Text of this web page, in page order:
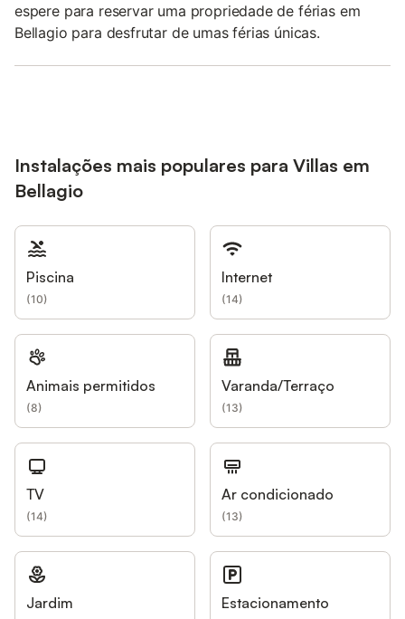
espere para reservar uma propriedade de férias em
Bellagio para desfrutar de umas férias únicas.
Instalações mais populares para Villas em
Bellagio
Piscina
(10)
Internet
(14)
Animais permitidos
(8)
Varanda/Terraço
(13)
TV
(14)
Ar condicionado
(13)
Jardim Estacionamento